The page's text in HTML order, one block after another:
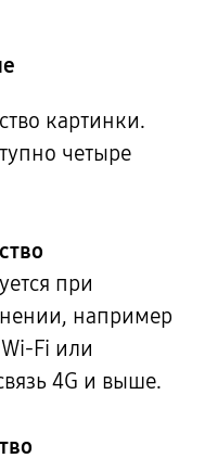
картинки.
четыре
при
например
Fi или
4G и выше.